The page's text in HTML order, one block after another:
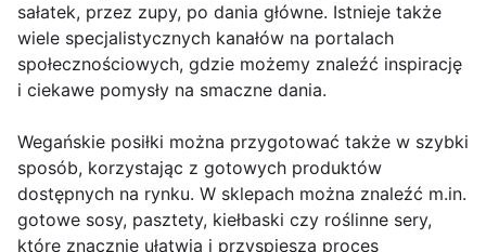
sałatek, przez zupy, po dania główne. Istnieje także
wiele specjalistycznych kanałów na portalach
społecznościowych, gdzie możemy znaleźć inspirację
i ciekawe pomysły na smaczne dania.
Wegańskie posiłki można przygotować także w szybki
sposób, korzystając z gotowych produktów
dostępnych na rynku. W sklepach można znaleźć m.in.
gotowe sosy, pasztety, kiełbaski czy roślinne sery,
które znacznie ułatwią i przyspieszą proces